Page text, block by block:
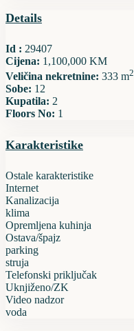
Details
Id : 29407
Cijena: 1,100,000 KM
Veličina nekretnine: 333 m2
Sobe: 12
Kupatila: 2
Floors No: 1
Karakteristike
Ostale karakteristike
Internet
Kanalizacija
klima
Opremljena kuhinja
Ostava/špajz
parking
struja
Telefonski priključak
Uknjiženo/ZK
Video nadzor
voda